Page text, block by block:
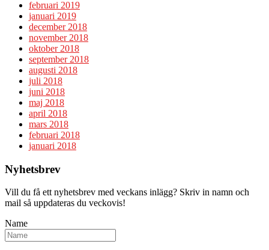
februari 2019
januari 2019
december 2018
november 2018
oktober 2018
september 2018
augusti 2018
juli 2018
juni 2018
maj 2018
april 2018
mars 2018
februari 2018
januari 2018
Nyhetsbrev
Vill du få ett nyhetsbrev med veckans inlägg? Skriv in namn och
mail så uppdateras du veckovis!
Name